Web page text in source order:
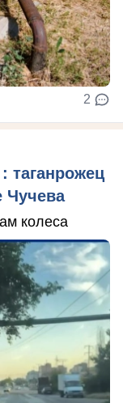
2
таганрожец
Чучева
колеса